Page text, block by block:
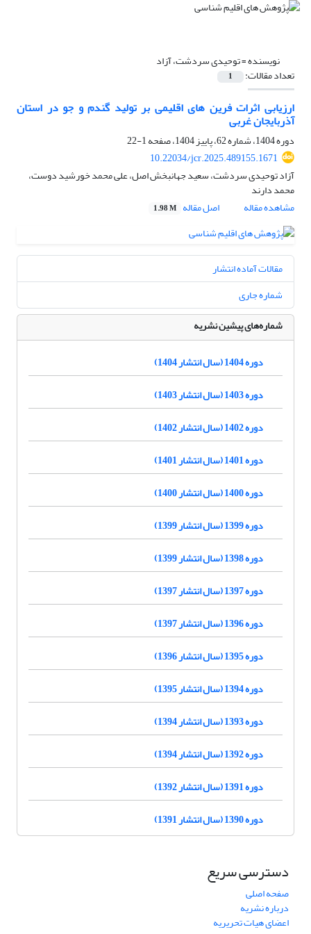
نویسنده =توحیدی سردشت، آزاد
تعداد مقالات: 1
ارزیابی اثرات فرین های اقلیمی بر تولید گندم و جو در استان
آذربایجان غربی
دوره 1404، شماره 62، پاییز 1404، صفحه
1-22
10.22034/jcr.2025.489155.1671
آزاد توحیدی سردشت، سعید جهانبخش اصل، علی محمد خورشید دوست،
محمد دارند
مشاهده مقاله
اصل مقاله 1.98 M
مقالات آماده انتشار
شماره جاری
شماره‌های پیشین نشریه
دوره 1404 (سال انتشار 1404)
دوره 1403 (سال انتشار 1403)
دوره 1402 (سال انتشار 1402)
دوره 1401 (سال انتشار 1401)
دوره 1400 (سال انتشار 1400)
دوره 1399 (سال انتشار 1399)
دوره 1398 (سال انتشار 1399)
دوره 1397 (سال انتشار 1397)
دوره 1396 (سال انتشار 1397)
دوره 1395 (سال انتشار 1396)
دوره 1394 (سال انتشار 1395)
دوره 1393 (سال انتشار 1394)
دوره 1392 (سال انتشار 1394)
دوره 1391 (سال انتشار 1392)
دوره 1390 (سال انتشار 1391)
دسترسی سریع
صفحه اصلی
درباره نشریه
اعضای هیات تحریریه